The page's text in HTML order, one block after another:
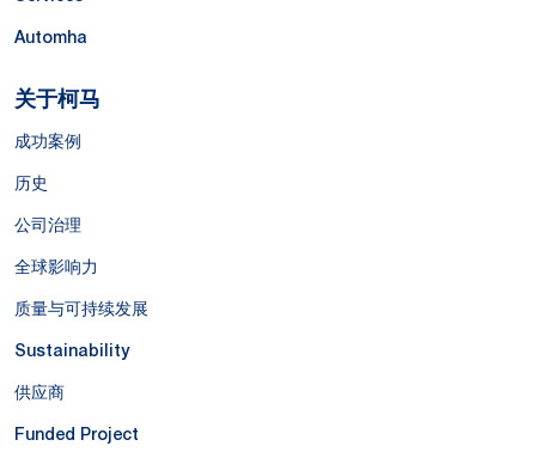
Automha
关于柯马
成功案例
历史
公司治理
全球影响力
质量与可持续发展
Sustainability
供应商
Funded Project